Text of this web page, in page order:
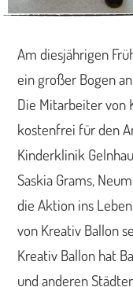
Am diesjährigen
ein großer Bogen
Die Mitarbeiter von
kostenfrei für den
Kinderklinik
Saskia Grams,
die Aktion ins
von Kreativ Ballon
Kreativ Ballon hat
und anderen